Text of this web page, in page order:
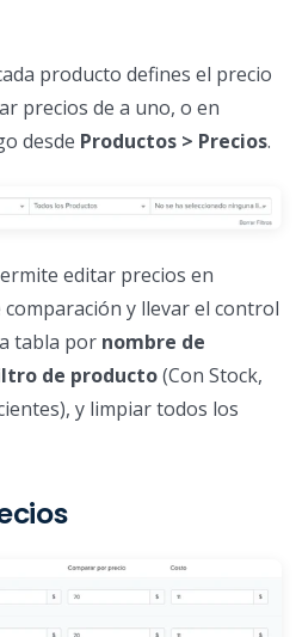
producto defines el precio
precios de a uno, o en
desde Productos > Precios.
editar precios en
y llevar el control
tabla por nombre de
de producto(Con Stock,
y limpiar todos los